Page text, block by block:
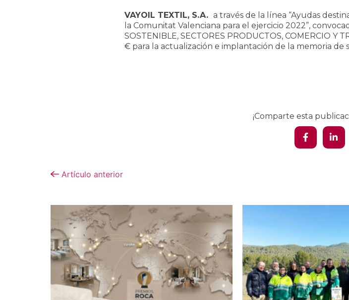
VAYOIL TEXTIL, S.A. a través de la línea “Ayudas
la Comunitat Valenciana para el ejercicio 2022”,
SOSTENIBLE, SECTORES PRODUCTOS, COMERCIO Y
€ para la actualización e implantación de la memoria de
¡Comparte esta
Artículo anterior